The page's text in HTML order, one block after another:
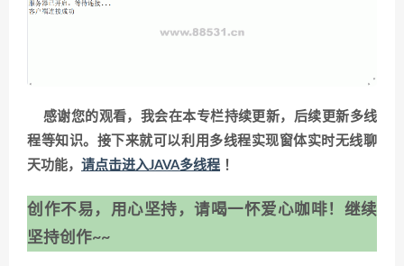
感谢您的观看，我会在本专栏持续更新，后续更新多线
程等知识。接下来就可以利用多线程实现窗体实时无线聊
天功能， 请点击进入JAVA多线程 ！
创作不易，用心坚持，请喝一怀爱心咖啡！继续
坚持创作~~